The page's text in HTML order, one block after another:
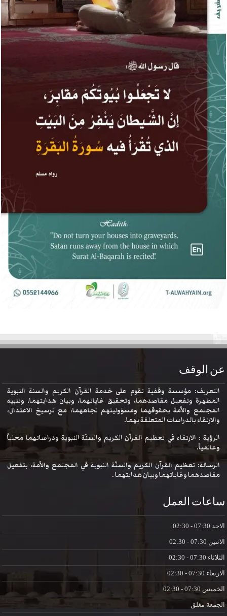
الوقف
مؤسسة وقفية تقوم على خدمة القرآن الكريم والسنة النبوية
وتفعيل مقاصدهما، وتحقيق غاياتهما، وبيان هدايتهما، وتنبيه
والأمة بحقوقهما ومسؤوليتهم تجاههما، مع ترسيخ الاعتدال،
بالدراسات المتعلقة بهما.
: الارتقاء في تعظيم القرآن الكريم والسنّة النبوية ودراساتهما محلياً
تعظيم القرآن الكريم والسنّة النبوية في المجتمع والأمة، بتفعيل
وغاياتهما وبيان هدايتهما .
العمل
07:30 - 02:30
07:30 - 02:30
07:30 - 02:30
07:30 - 02:30
مغلق